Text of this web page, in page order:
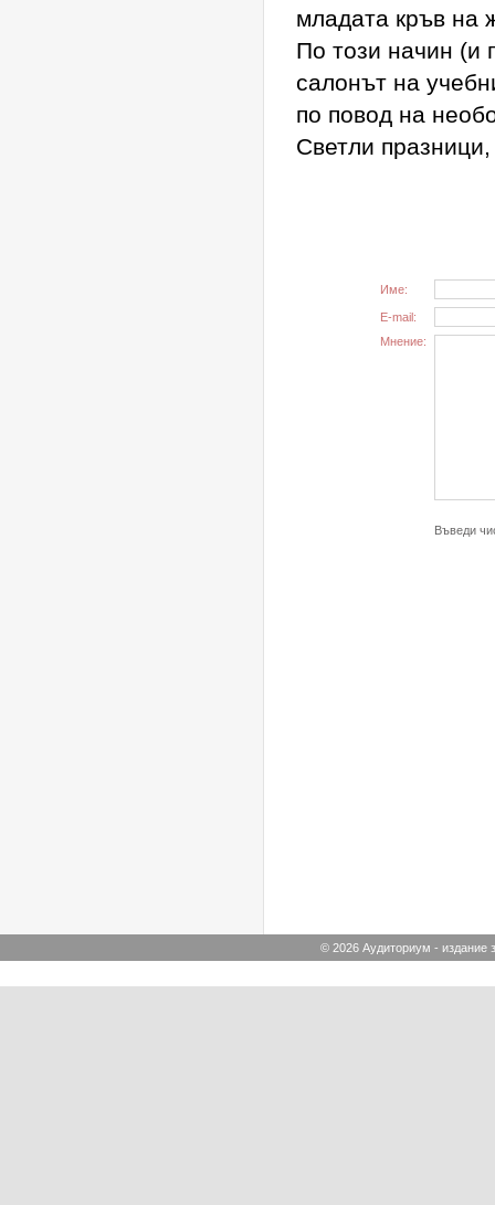
младата кръв на
По този начин (и
салонът на
по повод на
Светли
Име:
E-mail:
Мнение:
Въведи
© 2026 Аудиториум - издание